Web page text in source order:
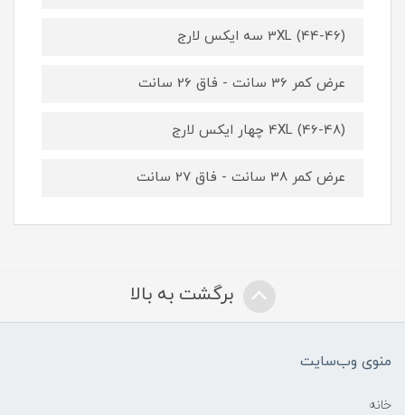
3XL (44-46) سه ایکس لارج
عرض کمر 36 سانت - فاق 26 سانت
4XL (46-48) چهار ایکس لارج
عرض کمر 38 سانت - فاق 27 سانت
برگشت به بالا
منوی وب‌سایت
خانه